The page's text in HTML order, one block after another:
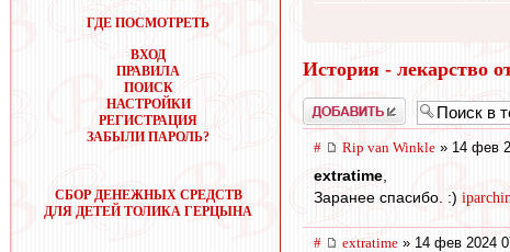
ГДЕ ПОСМОТРЕТЬ
ВХОД
ПРАВИЛА
ПОИСК
НАСТРОЙКИ
РЕГИСТРАЦИЯ
ЗАБЫЛИ ПАРОЛЬ?
СБОР ДЕНЕЖНЫХ СРЕДСТВ
ДЛЯ ДЕТЕЙ ТОЛИКА ГЕРЦЫНА
История - лекарство
Добавить
# Rip van Winkle » 14 фев
extratime,
Заранее спасибо. :)
# extratime » 14 фев 2024